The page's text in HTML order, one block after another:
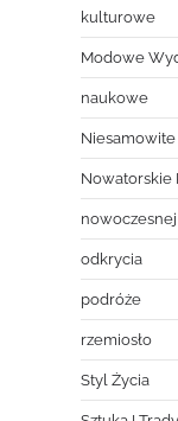
kulturowe
Modowe
naukowe
Niesamowite
Nowatorskie
nowoczesnej
odkrycia
podróże
rzemiosło
Styl Życia